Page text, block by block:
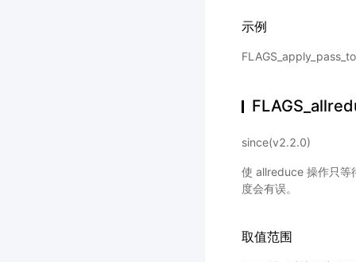
示例
since(v2.2.0)
使 allreduce 操作只等
度会有误。
取值范围